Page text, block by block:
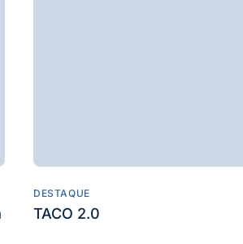
DESTAQUE
TACO 2.0